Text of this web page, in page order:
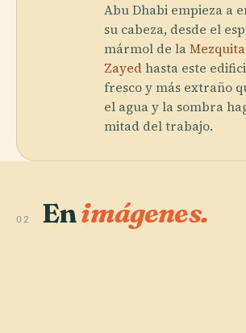
Abu Dhabi empieza a
su cabeza, desde el
mármol de la
Zayedhasta este
fresco y más extraño
el agua y la sombra
mitad del trabajo.
02 Enimágenes.